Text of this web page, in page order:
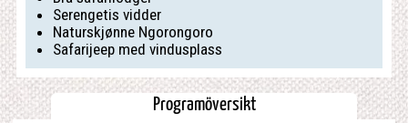
Serengetis vidder
Naturskjønne Ngorongoro
Safarijeep med vindusplass
Programöversikt